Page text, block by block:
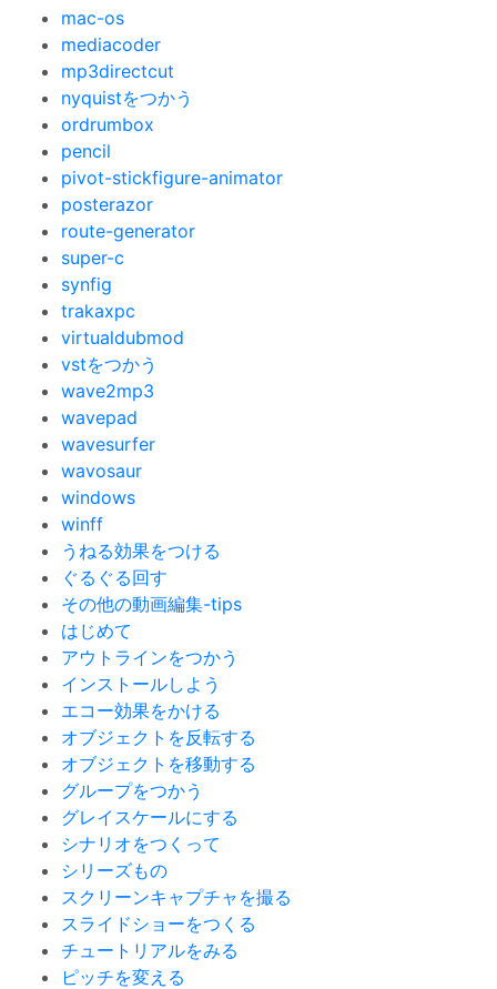
mac-os
mediacoder
mp3directcut
nyquistをつかう
ordrumbox
pencil
pivot-stickfigure-animator
posterazor
route-generator
super-c
synfig
trakaxpc
virtualdubmod
vstをつかう
wave2mp3
wavepad
wavesurfer
wavosaur
windows
winff
うねる効果をつける
ぐるぐる回す
その他の動画編集-tips
はじめて
アウトラインをつかう
インストールしよう
エコー効果をかける
オブジェクトを反転する
オブジェクトを移動する
グループをつかう
グレイスケールにする
シナリオをつくって
シリーズもの
スクリーンキャプチャを撮る
スライドショーをつくる
チュートリアルをみる
ピッチを変える